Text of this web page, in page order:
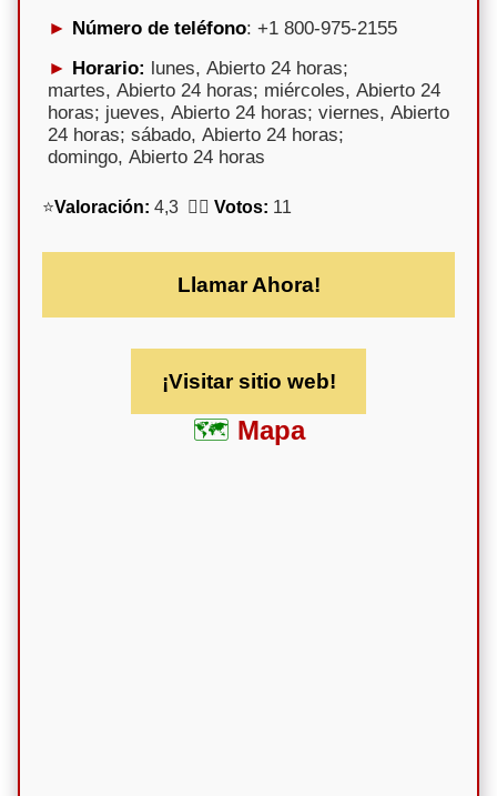
Número de teléfono: +1 800-975-2155
Horario: lunes, Abierto 24 horas;
martes, Abierto 24 horas; miércoles, Abierto 24
horas; jueves, Abierto 24 horas; viernes, Abierto
24 horas; sábado, Abierto 24 horas;
domingo, Abierto 24 horas
⭐Valoración: 4,3 🕵️‍♀️ Votos: 11
Llamar Ahora!
¡Visitar sitio web!
Mapa